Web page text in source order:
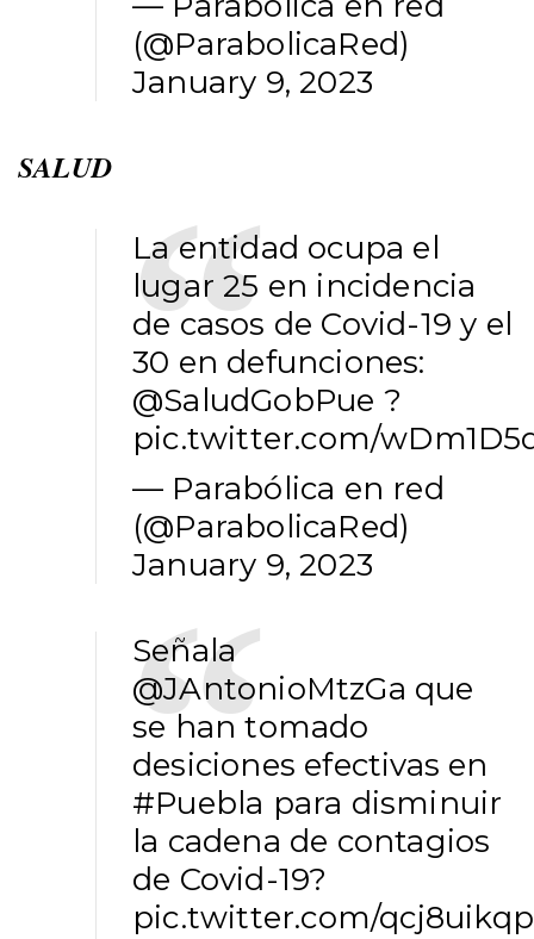
(@ParabolicaRed)
January 9, 2023
SALUD
La entidad ocupa el
lugar 25 en incidencia
de casos de Covid-19 y el
30 en defunciones:
@SaludGobPue ?
pic.twitter.com/
— Parabólica en red
(@ParabolicaRed)
January 9, 2023
Señala
@JAntonioMtzGa que
se han tomado
desiciones efectivas en
#Puebla para disminuir
la cadena de contagios
de Covid-19?
pic.twitter.com/